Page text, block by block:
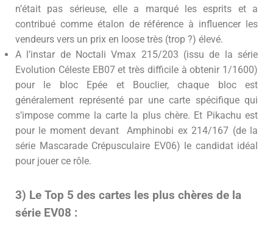
n’était pas sérieuse, elle a marqué les esprits et a
contribué comme étalon de référence à influencer les
vendeurs vers un prix en loose très (trop ?) élevé.
A l’instar de Noctali Vmax 215/203 (issu de la série
Evolution Céleste EB07 et très difficile à obtenir 1/1600)
pour le bloc Epée et Bouclier, chaque bloc est
généralement représenté par une carte spécifique qui
s’impose comme la carte la plus chère. Et Pikachu est
pour le moment devant Amphinobi ex 214/167 (de la
série Mascarade Crépusculaire EV06) le candidat idéal
pour jouer ce rôle.
3) Le Top 5 des cartes les plus chères de la
série EV08 :